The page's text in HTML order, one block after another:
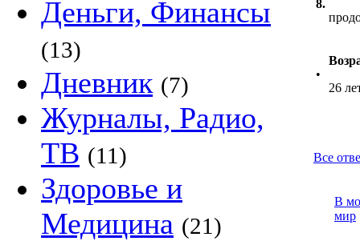
Деньги, Финансы
(13)
Дневник (7)
Журналы, Радио,
ТВ (11)
Здоровье и
Медицина (21)
8.
•
26
Все
В
мир